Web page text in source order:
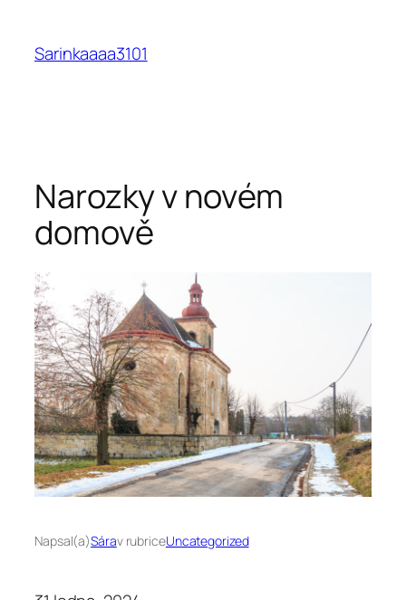
obsahSarinkaaaa3101
Narozky v novém
domově
Napsal(a)Sárav rubriceUncategorized